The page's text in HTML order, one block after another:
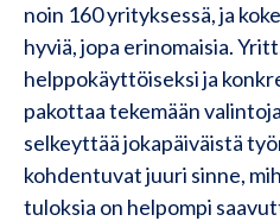
noin 160 yrityksessä, ja
hyviä, jopa erinomaisia.
helppokäyttöiseksi ja
pakottaa tekemään
selkeyttää jokapäiväistä
kohdentuvat juuri sinne,
tuloksia on helpompi